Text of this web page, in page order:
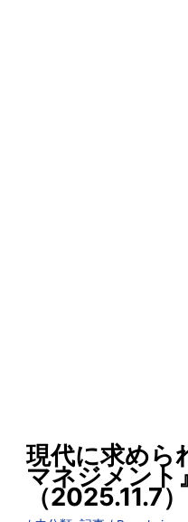
現代に求めら
マネジメント
（2025.11.7）